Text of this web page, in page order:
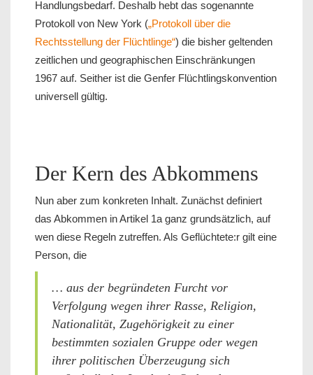
Handlungsbedarf. Deshalb hebt das sogenannte
Protokoll von New York („Protokoll über die
Rechtsstellung der Flüchtlinge“) die bisher geltenden
zeitlichen und geographischen Einschränkungen
1967 auf. Seither ist die Genfer Flüchtlingskonvention
universell gültig.
Der Kern des Abkommens
Nun aber zum konkreten Inhalt. Zunächst definiert
das Abkommen in Artikel 1a ganz grundsätzlich, auf
wen diese Regeln zutreffen. Als Geflüchtete:r gilt eine
Person, die
… aus der begründeten Furcht vor
Verfolgung wegen ihrer Rasse, Religion,
Nationalität, Zugehörigkeit zu einer
bestimmten sozialen Gruppe oder wegen
ihrer politischen Überzeugung sich